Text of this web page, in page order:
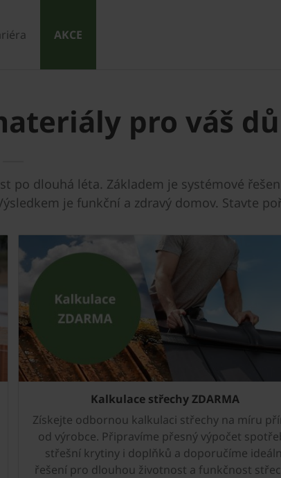
AKCE
pro váš
dlouhá léta. Základem je systémové
je funkční a zdravý domov. Stavte
Kalkulace střechy ZDARMA
Získejte odbornou kalkulaci střechy na míru
od výrobce. Připravíme přesný výpočet
střešní krytiny i doplňků a doporučíme
řešení pro dlouhou životnost a funkčnost